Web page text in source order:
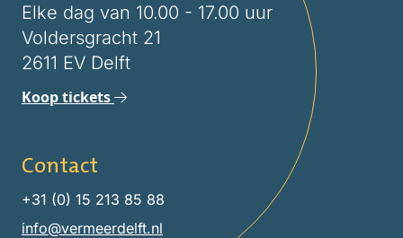
Elke dag van 10.00 - 17.00 uur
Voldersgracht 21
2611 EV Delft
Koop tickets
Contact
+31 (0) 15 213 85 88
info@vermeerdelft.nl